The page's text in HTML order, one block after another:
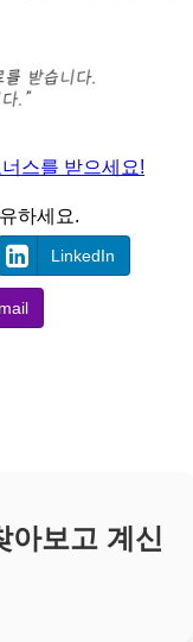
스를 받으세요!
하세요.
LinkedIn
아보고 계신